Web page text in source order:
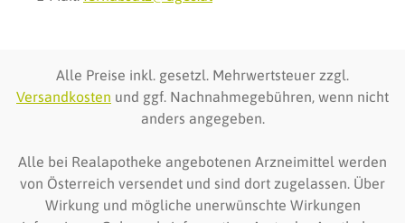
Alle Preise inkl. gesetzl. Mehrwertsteuer zzgl.
Versandkosten und ggf. Nachnahmegebühren, wenn nicht
anders angegeben.
Alle bei Realapotheke angebotenen Arzneimittel werden
von Österreich versendet und sind dort zugelassen. Über
Wirkung und mögliche unerwünschte Wirkungen